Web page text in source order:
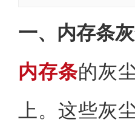
一、内存条
内存条的灰
上。这些灰